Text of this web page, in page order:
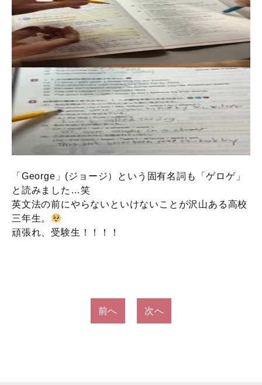
「George」(ジョージ）という固有名詞も「ゲロゲ」
と読みました…笑
英文法の前にやらないといけないことが沢山ある高校
三年生。
頑張れ、受験生！！！！
前へ 次へ